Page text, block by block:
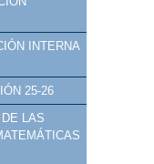
INTERNA
25-26
LAS